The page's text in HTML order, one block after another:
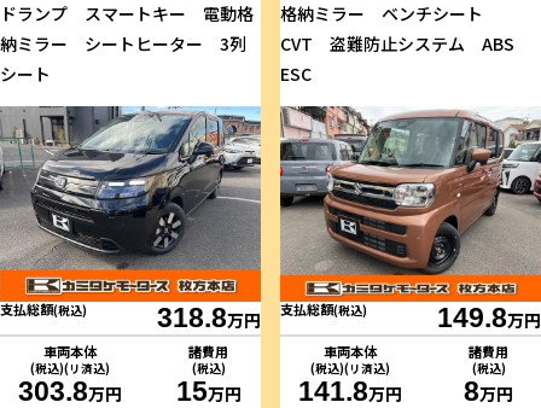
ドランプ スマートキー 電動格
納ミラー シートヒーター 3列
シート
支払総額(税込) 318.8万円
車両本体
(税込)(リ済込)
303.8万円
諸費用
(税込)
15万円
格納ミラー ベンチシート
CVT 盗難防止システム ABS
ESC
支払総額(税込) 149.8万円
車両本体
(税込)(リ済込)
141.8万円
諸費用
(税込)
8万円